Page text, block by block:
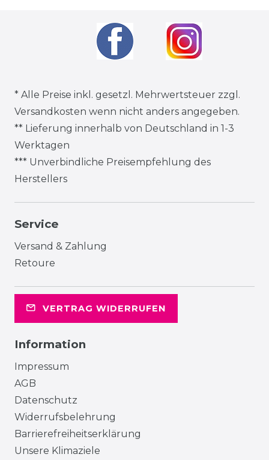
* Alle Preise inkl. gesetzl. Mehrwertsteuer zzgl.
Versandkosten wenn nicht anders angegeben.
** Lieferung innerhalb von Deutschland in 1-3
Werktagen
*** Unverbindliche Preisempfehlung des
Herstellers
Service
Versand & Zahlung
Retoure
VERTRAG WIDERRUFEN
Information
Impressum
AGB
Datenschutz
Widerrufsbelehrung
Barrierefreiheitserklärung
Unsere Klimaziele